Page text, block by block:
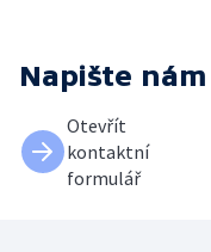
Napište nám
Otevřít
kontaktní
formulář